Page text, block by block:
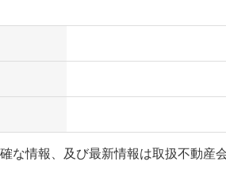
な情報、及び最新情報は取扱不動産